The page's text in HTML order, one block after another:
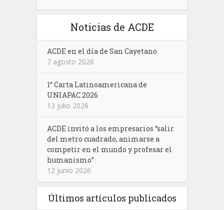
Noticias de ACDE
ACDE en el día de San Cayetano
7 agosto 2026
1° Carta Latinoamericana de
UNIAPAC 2026
13 julio 2026
ACDE invitó a los empresarios “salir
del metro cuadrado, animarse a
competir en el mundo y profesar el
humanismo”
12 junio 2026
Últimos artículos publicados